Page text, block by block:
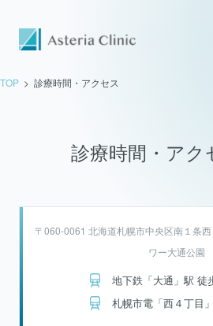
TOP 診療時間・アクセス
診療時間・アク
〒060-0061 北海道札幌市中央区南１条
ワー大通公園
地下鉄「大通」駅 徒
札幌市電「西４丁目